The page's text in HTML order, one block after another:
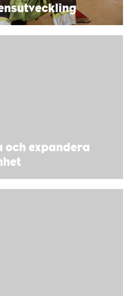
och expandera